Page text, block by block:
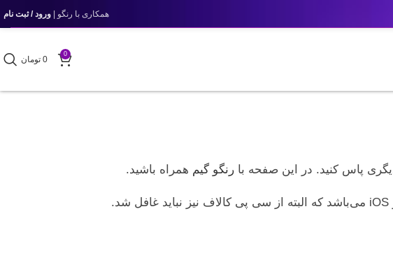
همکاری با رنگو | ورود / ثبت نام
0
0 تومان
پاس کنید. در این صفحه با رنگو گیم همراه باشید.